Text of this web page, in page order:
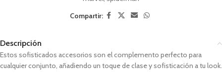
Compartir:
Descripción
Estos sofisticados accesorios son el complemento perfecto para
cualquier conjunto, añadiendo un toque de clase y sofisticación a tu look.